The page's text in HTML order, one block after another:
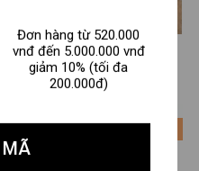
Áo Croptop hình chú chó đội
mũ - Loza CR8580
130.000 ₫ 200.000 ₫
- 35%
Đơn hàng từ 520.000
vnđ đến 5.000.000 vnđ
giảm 10% (tối đa
200.000đ)
MÃ